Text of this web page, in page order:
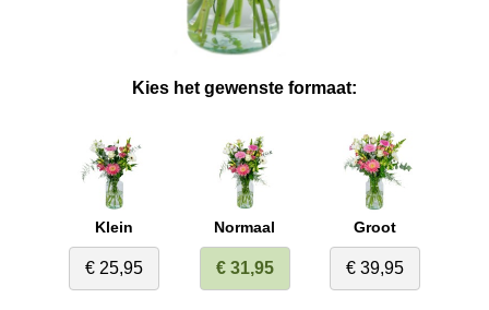
Kies het gewenste formaat:
Klein
€ 25,95
Normaal
€ 31,95
Groot
€ 39,95